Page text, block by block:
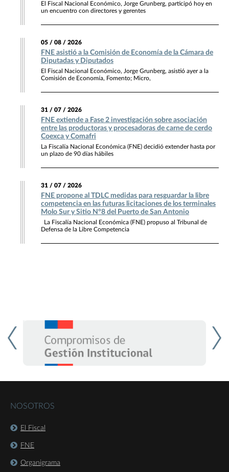
El Fiscal Nacional Económico, Jorge Grunberg, participó hoy en
un encuentro con directores y gerentes
05 / 08 / 2026
FNE asistió a la Comisión de Economía de la Cámara de
Diputadas y Diputados
El Fiscal Nacional Económico, Jorge Grunberg, asistió ayer a la
Comisión de Economía, Fomento; Micro,
31 / 07 / 2026
FNE extiende a Fase 2 investigación sobre asociación
entre las productoras y procesadoras de carne de cerdo
Coexca y Comafri
La Fiscalía Nacional Económica (FNE) decidió extender hasta por
un plazo de 90 días hábiles
31 / 07 / 2026
FNE propone al TDLC medidas para resguardar la libre
competencia en las futuras licitaciones de los terminales
Molo Sur y Sitio N°8 del Puerto de San Antonio
La Fiscalía Nacional Económica (FNE) propuso al Tribunal de
Defensa de la Libre Competencia
NOSOTROS
El Fiscal
FNE
Organigrama